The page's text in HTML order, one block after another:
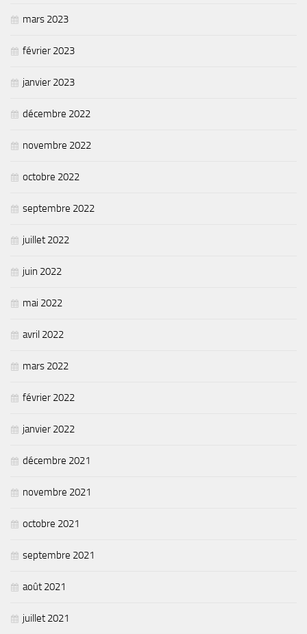
mars 2023
février 2023
janvier 2023
décembre 2022
novembre 2022
octobre 2022
septembre 2022
juillet 2022
juin 2022
mai 2022
avril 2022
mars 2022
février 2022
janvier 2022
décembre 2021
novembre 2021
octobre 2021
septembre 2021
août 2021
juillet 2021